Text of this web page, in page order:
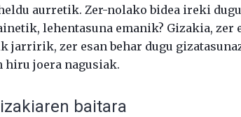
aurretik. Zer-nolako bidea ireki
lehentasuna emanik? Gizakia, zer
jarririk, zer esan behar dugu
hiru joera nagusiak.
baitara